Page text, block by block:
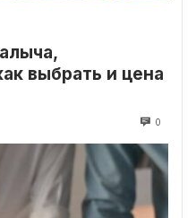
выбрать и цена
0